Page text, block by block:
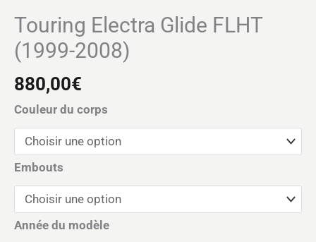
Touring Electra Glide FLHT
(1999-2008)
880,00€
Couleur du corps
Embouts
Année du modèle